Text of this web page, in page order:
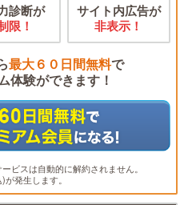
診断が
限！
サイト内広告が
非表示！
最大６０日間無料で
体験ができます！
ビスは自動的に解約されません。
発生します。